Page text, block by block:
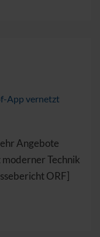
App vernetzt
Angebote
Technik
ORF]